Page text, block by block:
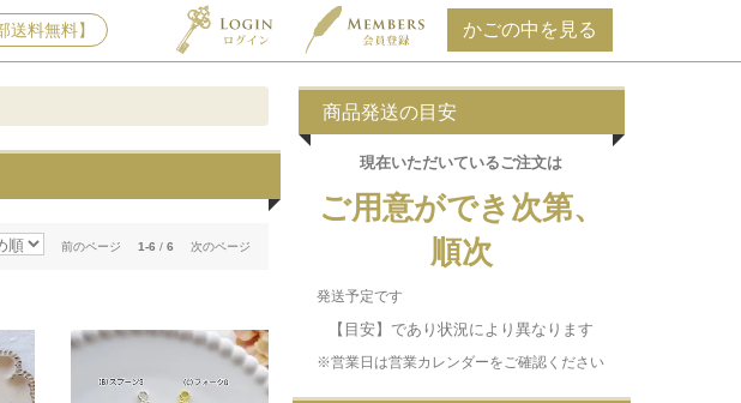
料無料】
前のページ 1-6 / 6 次のページ
商品発送の目安
現在いただいているご注文は
ご用意ができ次第、
順次
発送予定です
【目安】であり状況により異なります
※営業日は営業カレンダーをご確認ください